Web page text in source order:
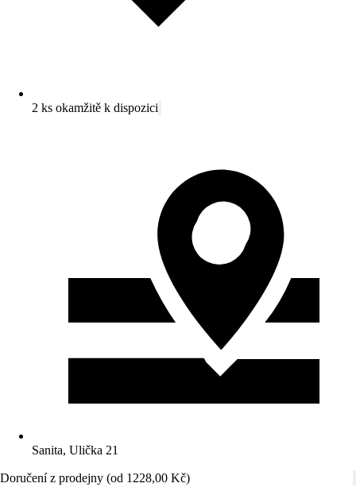
2 ks okamžitě k dispozici
Sanita, Ulička 21
Doručení z prodejny (od 1228,00 Kč)